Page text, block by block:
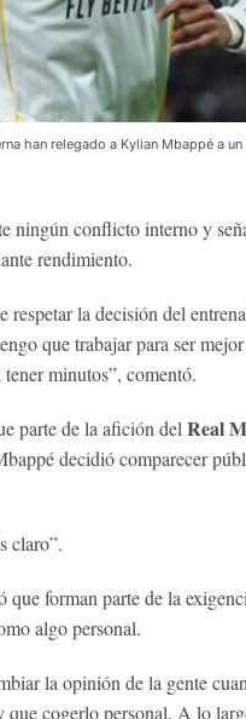
han relegado a Kylian Mbappé a
ningún conflicto interno y
rendimiento.
la decisión del
que trabajar para ser
tener minutos”, comentó.
parte de la afición delReal
decidió comparecer
claro”.
que forman parte de la
algo personal.
la opinión de la gente
cogerlo personal. A lo